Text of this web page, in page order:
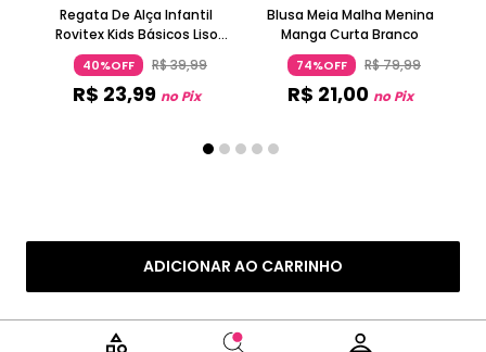
ADICIONAR AO CARRINHO
Regata De Alça Infantil
Rovitex Kids Básicos Liso
Amarelo
40%OFF R$39,99
R$ 23,99 no Pix
Blusa Meia Malha Menina
Manga Curta Branco
74%OFF R$79,99
R$ 21,00 no Pix